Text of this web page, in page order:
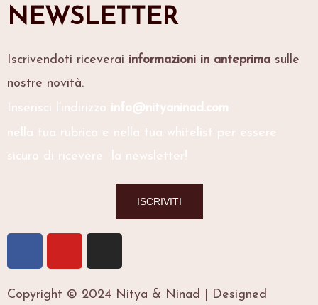
NEWSLETTER
Iscrivendoti riceverai informazioni in anteprima sulle
nostre novità.
Inserisci l’indirizzo info@nityaninad.com
nella tua rubrica e nella tua whitelist per essere
sicuro di ricevere la newsletter!
ISCRIVITI
e
t
t
Copyright © 2024 Nitya & Ninad | Designed